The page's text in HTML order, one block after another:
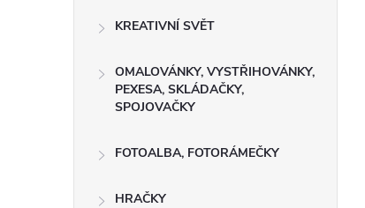
KREATIVNÍ SVĚT
OMALOVÁNKY, VYSTŘIHOVÁNKY,
PEXESA, SKLÁDAČKY,
SPOJOVAČKY
FOTOALBA, FOTORÁMEČKY
HRAČKY
2900309
14 Kč
expedujeme do 3
dnů